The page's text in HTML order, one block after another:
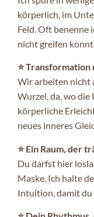
körperlich, im
Feld. Oft benenne
nicht greifen
⭐ Transformation
Wir arbeiten nicht
Wurzel, da, wo
körperliche
neues inneres
⭐ Ein Raum, der
Du darfst hier
Maske. Ich halte
Intuition, damit du